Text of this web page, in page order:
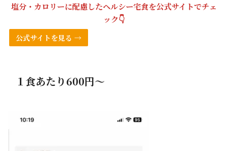
塩分・カロリーに配慮したヘルシー宅食を公式サイトでチェ
ック👇
公式サイトを見る →
１食あたり600円〜